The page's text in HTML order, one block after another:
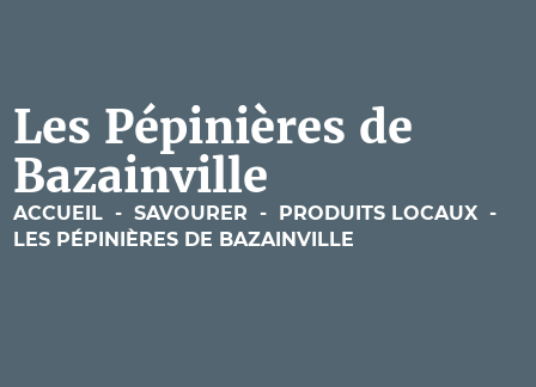
Les Pépinières de
Bazainville
ACCUEIL - SAVOURER - PRODUITS LOCAUX -
LES PÉPINIÈRES DE BAZAINVILLE